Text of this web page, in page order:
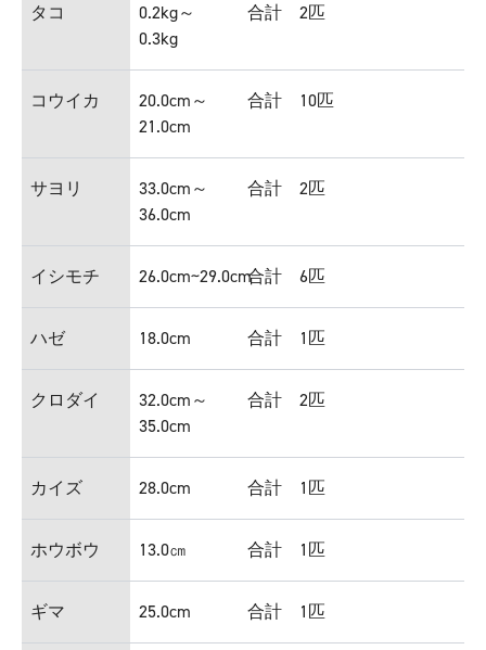
タコ
0.2kg～
0.3kg
合計 2匹
コウイカ
20.0cm～
21.0cm
合計 10匹
サヨリ
33.0cm～
36.0cm
合計 2匹
イシモチ 26.0cm~29.0cm合計 6匹
ハゼ 18.0cm 合計 1匹
クロダイ
32.0cm～
35.0cm
合計 2匹
カイズ 28.0cm 合計 1匹
ホウボウ 13.0㎝ 合計 1匹
ギマ 25.0cm 合計 1匹